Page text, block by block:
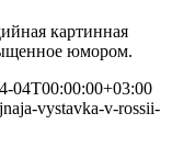
картинная
юмором.
04T00:00:00+03:00
vystavka-v-rossii-